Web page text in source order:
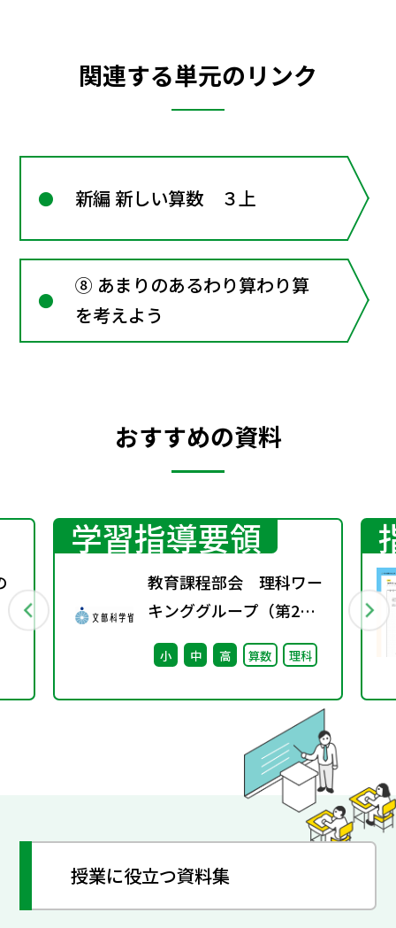
関連する単元のリンク
新編 新しい算数 ３上
⑧ あまりのあるわり算わり算
を考えよう
おすすめの資料
学習指導要領
教育課程部会 理科ワー
キンググループ（第2
回） 配付資料
小 中 高 算数 理科
授業に役立つ資料集